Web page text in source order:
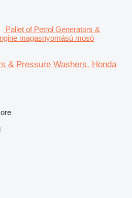
Pallet of Petrol Generators &
magasnyomású mosó
& Pressure Washers, Honda